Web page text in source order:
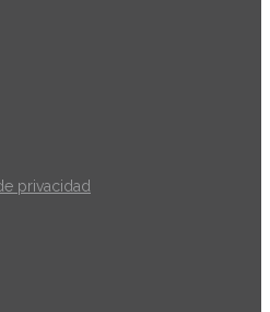
privacidad